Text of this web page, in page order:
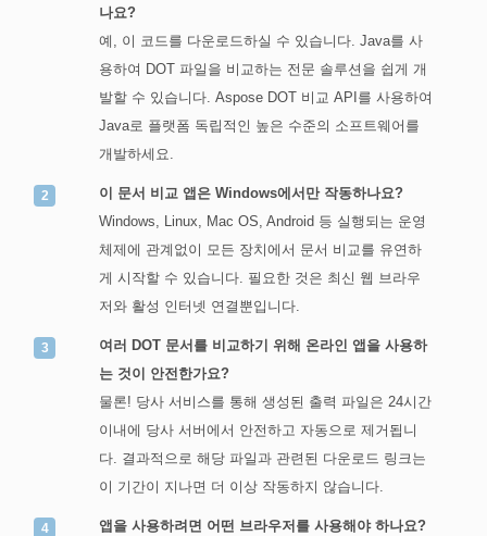
나요?
예, 이 코드를 다운로드하실 수 있습니다. Java를 사
용하여 DOT 파일을 비교하는 전문 솔루션을 쉽게 개
발할 수 있습니다. Aspose DOT 비교 API를 사용하여
Java로 플랫폼 독립적인 높은 수준의 소프트웨어를
개발하세요.
이 문서 비교 앱은 Windows에서만 작동하나요?
Windows, Linux, Mac OS, Android 등 실행되는 운영
체제에 관계없이 모든 장치에서 문서 비교를 유연하
게 시작할 수 있습니다. 필요한 것은 최신 웹 브라우
저와 활성 인터넷 연결뿐입니다.
여러 DOT 문서를 비교하기 위해 온라인 앱을 사용하
는 것이 안전한가요?
물론! 당사 서비스를 통해 생성된 출력 파일은 24시간
이내에 당사 서버에서 안전하고 자동으로 제거됩니
다. 결과적으로 해당 파일과 관련된 다운로드 링크는
이 기간이 지나면 더 이상 작동하지 않습니다.
앱을 사용하려면 어떤 브라우저를 사용해야 하나요?